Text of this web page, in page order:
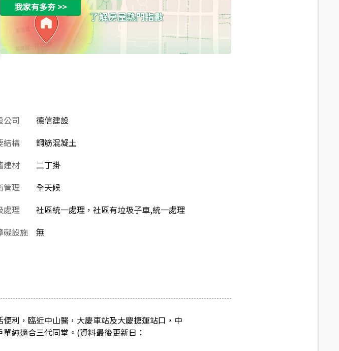
我家有多夯>>
公司
德信建設
結構
鋼筋混凝土
建材
二丁掛
管理
全天候
處理
社區統一處理，社區有垃圾子車,統一處理
礙設施
無
利，臨近中山醫，大慶車站及大慶捷運站口，中
純適合三代同堂。(資料最後更新日：